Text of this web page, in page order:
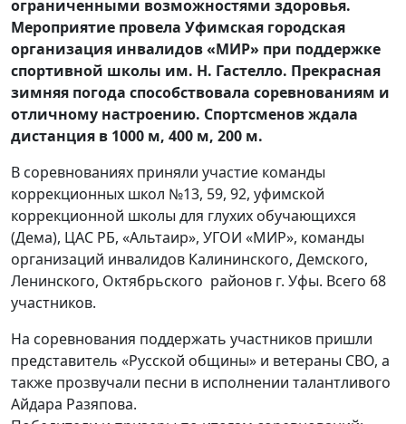
ограниченными возможностями здоровья.
Мероприятие провела Уфимская городская
организация инвалидов «МИР» при поддержке
спортивной школы им. Н. Гастелло. Прекрасная
зимняя погода способствовала соревнованиям и
отличному настроению. Спортсменов ждала
дистанция в 1000 м, 400 м, 200 м.
В соревнованиях приняли участие команды
коррекционных школ №13, 59, 92, уфимской
коррекционной школы для глухих обучающихся
(Дема), ЦАС РБ, «Альтаир», УГОИ «МИР», команды
организаций инвалидов Калининского, Демского,
Ленинского, Октябрьского районов г. Уфы. Всего 68
участников.
На соревнования поддержать участников пришли
представитель «Русской общины» и ветераны СВО, а
также прозвучали песни в исполнении талантливого
Айдара Разяпова.